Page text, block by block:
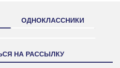
ОДНОКЛАССНИКИ
НА РАССЫЛКУ